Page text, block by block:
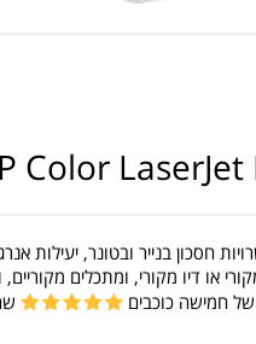
Color
חסכון בנייר ובטונר, יעילות
דיו מקורי, ומתכלים